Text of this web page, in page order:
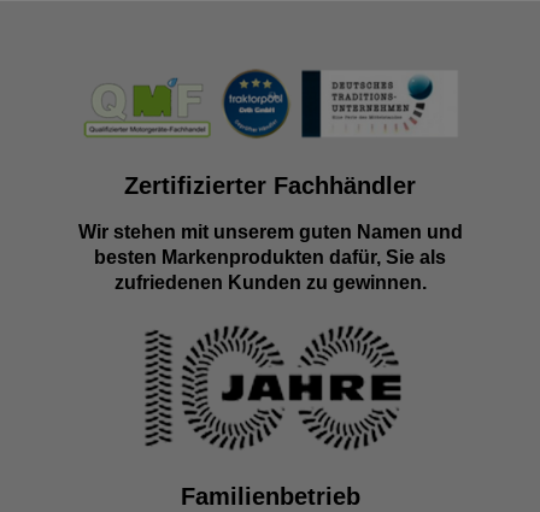
Zertifizierter Fachhändler
Wir stehen mit unserem guten Namen und
besten Markenprodukten dafür, Sie als
zufriedenen Kunden zu gewinnen.
Familienbetrieb